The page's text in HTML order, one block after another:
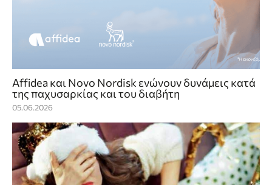
Affidea και Novo Nordisk ενώνουν δυνάμεις κατά
της παχυσαρκίας και του διαβήτη
05.06.2026